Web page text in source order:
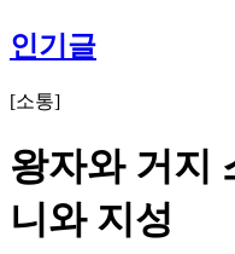
인기글
[소통]
왕자와 거지
니와 지성